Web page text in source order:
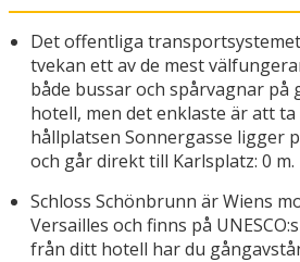
Det offentliga
tvekan ett av de mest
både bussar och spårvagnar
hotell, men det enklaste är att
hållplatsen Sonnergasse ligger
och går direkt till Karlsplatz: 0 m.
Schloss Schönbrunn är Wiens
Versailles och finns på
från ditt hotell har du